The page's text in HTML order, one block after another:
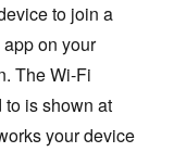
to join a
on your
The Wi-Fi
to is shown at
your device